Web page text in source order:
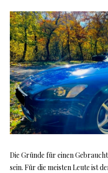
Die Gründe für einen
sein. Für die meisten Leute ist